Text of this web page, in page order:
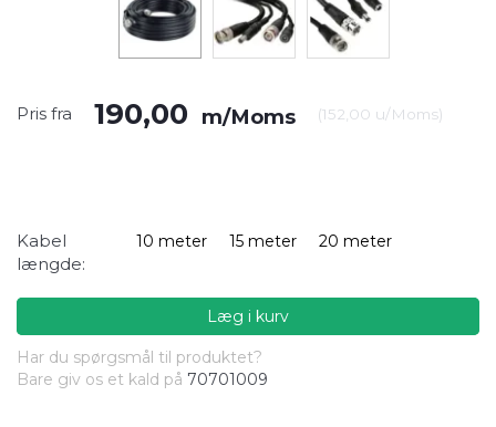
Pris fra 190,00 m/Moms (152,00 u/Moms)
Kabel
længde:
10 meter 15 meter 20 meter
Læg i kurv
Har du spørgsmål til produktet?
Bare giv os et kald på 70701009